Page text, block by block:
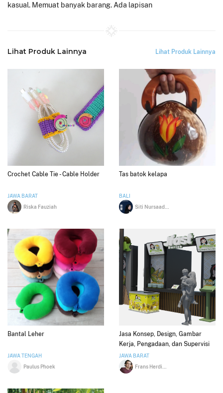
kasual. Memuat banyak barang. Ada lapisan
Lihat Produk Lainnya Lihat Produk Lainnya
Crochet Cable Tie - Cable Holder
JAWA BARAT
Riska Fauziah
Tas batok kelapa
BALI
Bantal Leher
JAWA TENGAH
Paulus Phoek
Jasa Konsep, Design, Gambar
Kerja, Pengadaan, dan Supervisi
JAWA BARAT